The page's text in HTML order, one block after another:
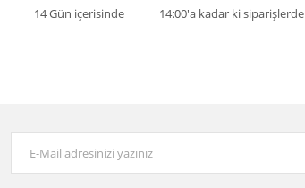
14 Gün içerisinde 14:00'a kadar ki siparişlerde